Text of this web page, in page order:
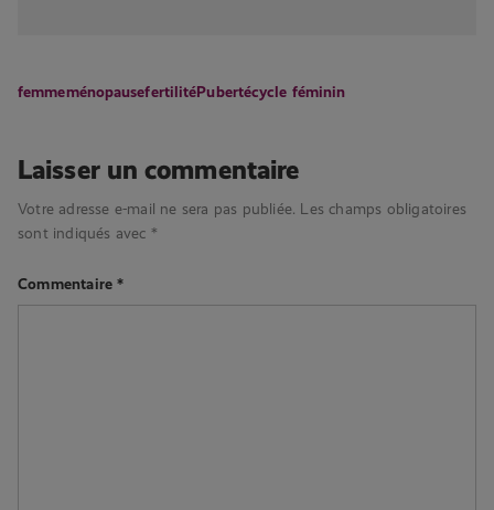
femmeménopausefertilitéPubertécycle féminin
Laisser un commentaire
Votre adresse e-mail ne sera pas publiée. Les champs obligatoires
sont indiqués avec *
Commentaire*